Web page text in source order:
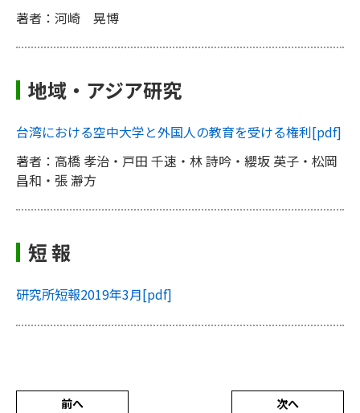
著者：河崎 晃博
地域・アジア研究
台湾における空中大学と外国人の教育を受ける権利[pdf]
著者：高橋 孝治・戸田 千速・林 詩吟・纓坂 英子・松岡
昌和・張 瀞方
短 報
研究所短報2019年3月[pdf]
前へ 次へ